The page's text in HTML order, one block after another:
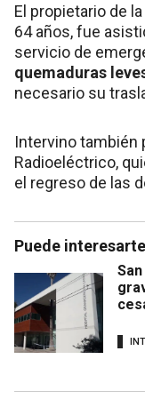
El propietario de
64 años, fue
servicio de
quemaduras
necesario su
Intervino también
Radioeléctrico,
el regreso de las
Puede interesarte